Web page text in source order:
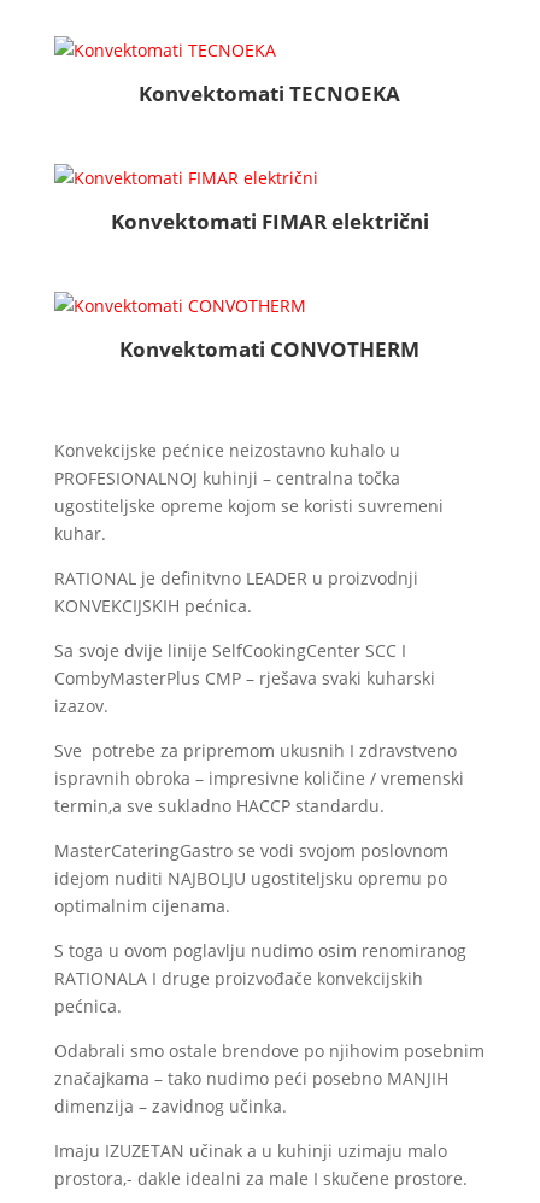
Konvektomati TECNOEKA
Konvektomati FIMAR električni
Konvektomati CONVOTHERM
Konvekcijske pećnice neizostavno kuhalo u
PROFESIONALNOJ kuhinji – centralna točka
ugostiteljske opreme kojom se koristi suvremeni
kuhar.
RATIONAL je definitvno LEADER u proizvodnji
KONVEKCIJSKIH pećnica.
Sa svoje dvije linije SelfCookingCenter SCC I
CombyMasterPlus CMP – rješava svaki kuharski
izazov.
Sve potrebe za pripremom ukusnih I zdravstveno
ispravnih obroka – impresivne količine / vremenski
termin,a sve sukladno HACCP standardu.
MasterCateringGastro se vodi svojom poslovnom
idejom nuditi NAJBOLJU ugostiteljsku opremu po
optimalnim cijenama.
S toga u ovom poglavlju nudimo osim renomiranog
RATIONALA I druge proizvođače konvekcijskih
pećnica.
Odabrali smo ostale brendove po njihovim posebnim
značajkama – tako nudimo peći posebno MANJIH
dimenzija – zavidnog učinka.
Imaju IZUZETAN učinak a u kuhinji uzimaju malo
prostora,- dakle idealni za male I skučene prostore.